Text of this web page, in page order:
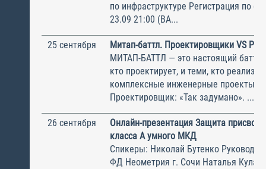
по инфраструктуре Регистрация по
23.09 21:00 (ВА...
25 сентября
Митап-баттл. Проектировщики VS
МИТАП-БАТТЛ — это настоящий баттл
кто проектирует, и теми, кто
комплексные инженерные проекты. —
Проектировщик: «Так задумано». ...
26 сентября
Онлайн-презентация Защита
класса А умного МКД
Спикеры: Николай Бутенко
ФД Неометрия г. Сочи Наталья